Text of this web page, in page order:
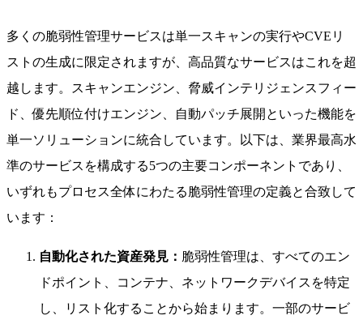
多くの脆弱性管理サービスは単一スキャンの実行やCVEリ
ストの生成に限定されますが、高品質なサービスはこれを超
越します。スキャンエンジン、脅威インテリジェンスフィー
ド、優先順位付けエンジン、自動パッチ展開といった機能を
単一ソリューションに統合しています。以下は、業界最高水
準のサービスを構成する5つの主要コンポーネントであり、
いずれもプロセス全体にわたる脆弱性管理の定義と合致して
います：
自動化された資産発見： 脆弱性管理は、すべてのエン
ドポイント、コンテナ、ネットワークデバイスを特定
し、リスト化することから始まります。一部のサービ